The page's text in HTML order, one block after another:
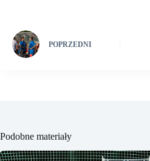
POPRZEDNI
Podobne materiały